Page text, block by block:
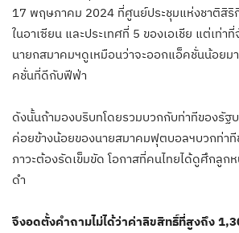
17 พฤษภาคม 2024 ที่ศูนย์ประชุมแห่งชาติสิริ
ในอาเซียน และประเทศที่ 5 ของเอเชีย แต่เท่า
นายกสมาคมฯดูเหมือนว่าจะออกแอ็คชั่นน้อยม
คชั่นที่ดีกับฟีฟ่า
ดังนั้นถ้ามองบริบทโดยรวมบวกกับท่าทีของรัฐ
ค่อยข้างน้อยของนายสมาคมฟุตบอลฯบวกท่าที
ภาวะต้องรัดเข็มขัด โอกาสที่คนไทยได้ดูศึกลูก
ดำ
จึงอดตั้งคำถามไม่ได้ว่าค่าลิขสิทธิ์ที่สูงถึง